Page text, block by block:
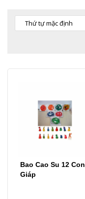
Bao Cao Su 12 Con
Giáp